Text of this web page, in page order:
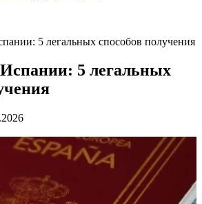
5 легальных способов получения
5 легальных